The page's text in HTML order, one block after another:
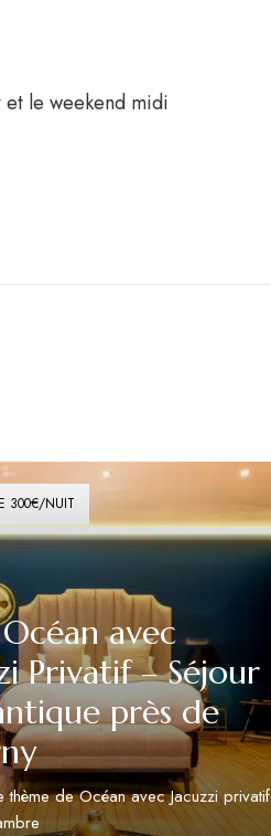
le weekend midi
300€/NUIT
avec
Privatif – Séjour
près de
thème de Océan avec Jacuzzi privatif